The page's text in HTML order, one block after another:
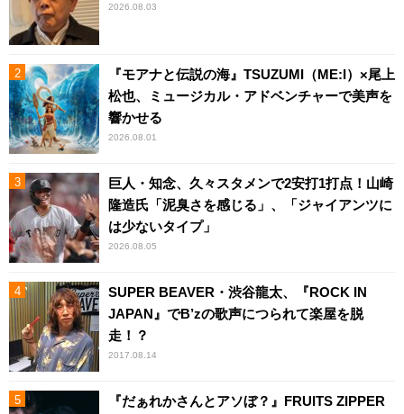
2026.08.03
『モアナと伝説の海』TSUZUMI（ME:I）×尾上
松也、ミュージカル・アドベンチャーで美声を
響かせる
2026.08.01
巨人・知念、久々スタメンで2安打1打点！山崎
隆造氏「泥臭さを感じる」、「ジャイアンツに
は少ないタイプ」
2026.08.05
SUPER BEAVER・渋谷龍太、『ROCK IN
JAPAN』でB’zの歌声につられて楽屋を脱
走！？
2017.08.14
『だぁれかさんとアソぼ？』FRUITS ZIPPER